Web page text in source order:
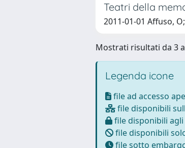
Teatri della
2011-01-01 Affuso,
Mostrati risultati da 3
Legenda icone
file ad accesso
file disponibili
file disponibili
file disponibili
file sotto